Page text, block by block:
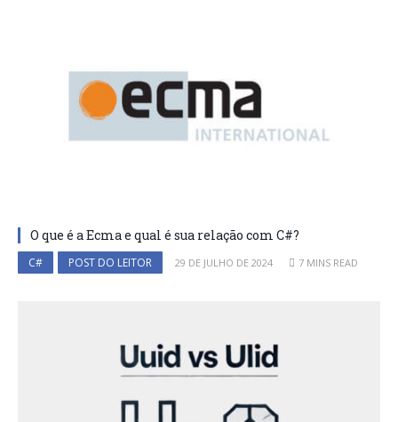
O que é a Ecma e qual é sua relação com C#?
C# POST DO LEITOR 29 DE JULHO DE 2024 7 MINS READ